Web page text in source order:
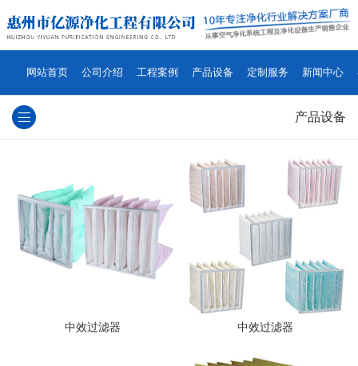
网站首页 公司介绍 工程案例 产品设备 定制服务 新闻中心
产品设备
中效过滤器 中效过滤器